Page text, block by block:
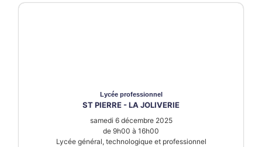
Lycée professionnel
ST PIERRE - LA JOLIVERIE
samedi 6 décembre 2025
de 9h00 à 16h00
Lycée général, technologique et professionnel